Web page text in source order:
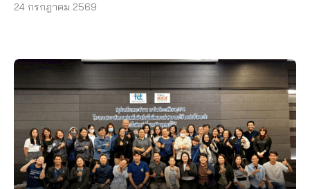
24 กรกฎาคม 2569